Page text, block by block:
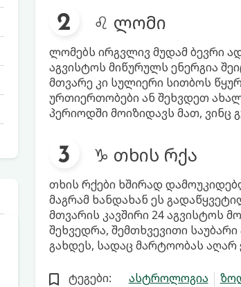
♌ ლომი
ლომებს ირგვლივ მუდამ ბევრი
აგვისტოს მიწურულს ენერგია
მთვარე კი სულიერი სითბოს
ურთიერთობები ან შეხვდეთ
პერიოდში მოიზიდავს მათ,
♑ თხის რქა
თხის რქები ხშირად
მაგრამ ხანდახან ეს
მთვარის კავშირი 24 აგვისტოს
შეხვედრა, შემთხვევითი
გახდეს, სადაც მარტოობას აღარ
ტეგები: ასტროლოგია